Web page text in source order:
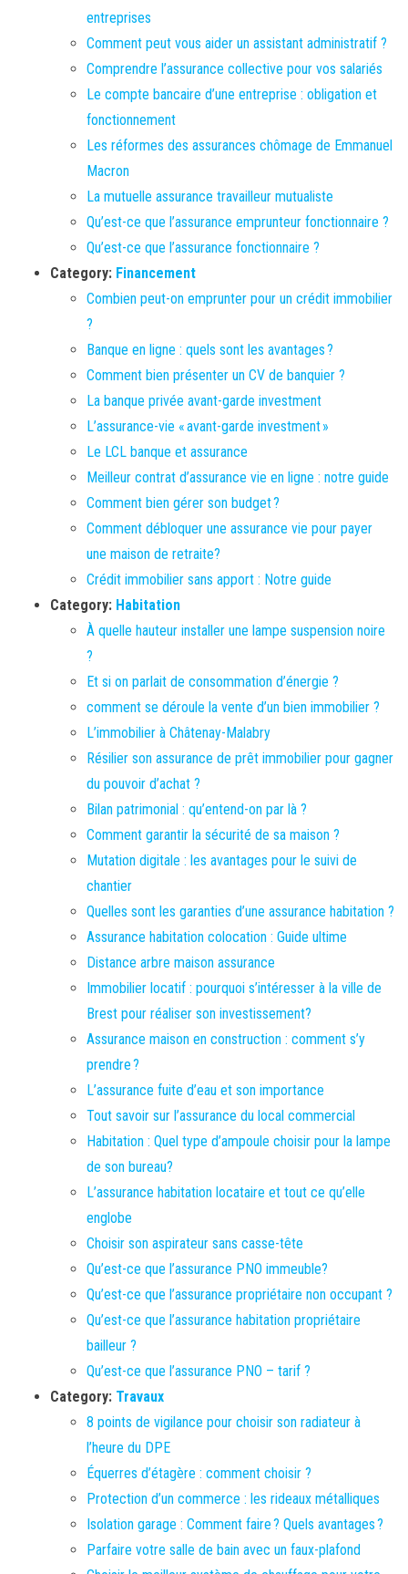
entreprises
Comment peut vous aider un assistant administratif ?
Comprendre l’assurance collective pour vos salariés
Le compte bancaire d’une entreprise : obligation et
fonctionnement
Les réformes des assurances chômage de Emmanuel
Macron
La mutuelle assurance travailleur mutualiste
Qu’est-ce que l’assurance emprunteur fonctionnaire ?
Qu’est-ce que l’assurance fonctionnaire ?
Category: Financement
Combien peut-on emprunter pour un crédit immobilier
?
Banque en ligne : quels sont les avantages ?
Comment bien présenter un CV de banquier ?
La banque privée avant-garde investment
L’assurance-vie « avant-garde investment »
Le LCL banque et assurance
Meilleur contrat d’assurance vie en ligne : notre guide
Comment bien gérer son budget ?
Comment débloquer une assurance vie pour payer
une maison de retraite?
Crédit immobilier sans apport : Notre guide
Category: Habitation
À quelle hauteur installer une lampe suspension noire
?
Et si on parlait de consommation d’énergie ?
comment se déroule la vente d’un bien immobilier ?
L’immobilier à Châtenay-Malabry
Résilier son assurance de prêt immobilier pour gagner
du pouvoir d’achat ?
Bilan patrimonial : qu’entend-on par là ?
Comment garantir la sécurité de sa maison ?
Mutation digitale : les avantages pour le suivi de
chantier
Quelles sont les garanties d’une assurance habitation ?
Assurance habitation colocation : Guide ultime
Distance arbre maison assurance
Immobilier locatif : pourquoi s’intéresser à la ville de
Brest pour réaliser son investissement?
Assurance maison en construction : comment s’y
prendre ?
L’assurance fuite d’eau et son importance
Tout savoir sur l’assurance du local commercial
Habitation : Quel type d’ampoule choisir pour la lampe
de son bureau?
L’assurance habitation locataire et tout ce qu’elle
englobe
Choisir son aspirateur sans casse-tête
Qu’est-ce que l’assurance PNO immeuble?
Qu’est-ce que l’assurance propriétaire non occupant ?
Qu’est-ce que l’assurance habitation propriétaire
bailleur ?
Qu’est-ce que l’assurance PNO – tarif ?
Category: Travaux
8 points de vigilance pour choisir son radiateur à
l’heure du DPE
Équerres d’étagère : comment choisir ?
Protection d’un commerce : les rideaux métalliques
Isolation garage : Comment faire ? Quels avantages ?
Parfaire votre salle de bain avec un faux-plafond